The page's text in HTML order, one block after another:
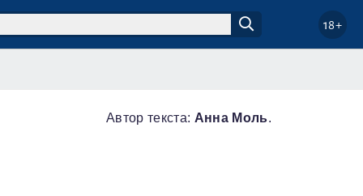
18+
Автор текста: Анна Моль.